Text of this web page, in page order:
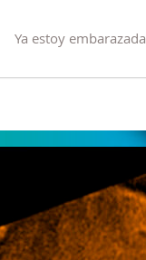
Ya estoy embarazada